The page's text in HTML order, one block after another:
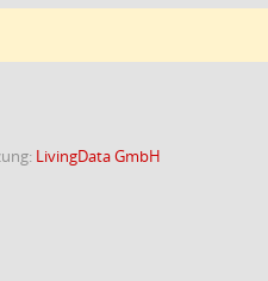
LivingData GmbH